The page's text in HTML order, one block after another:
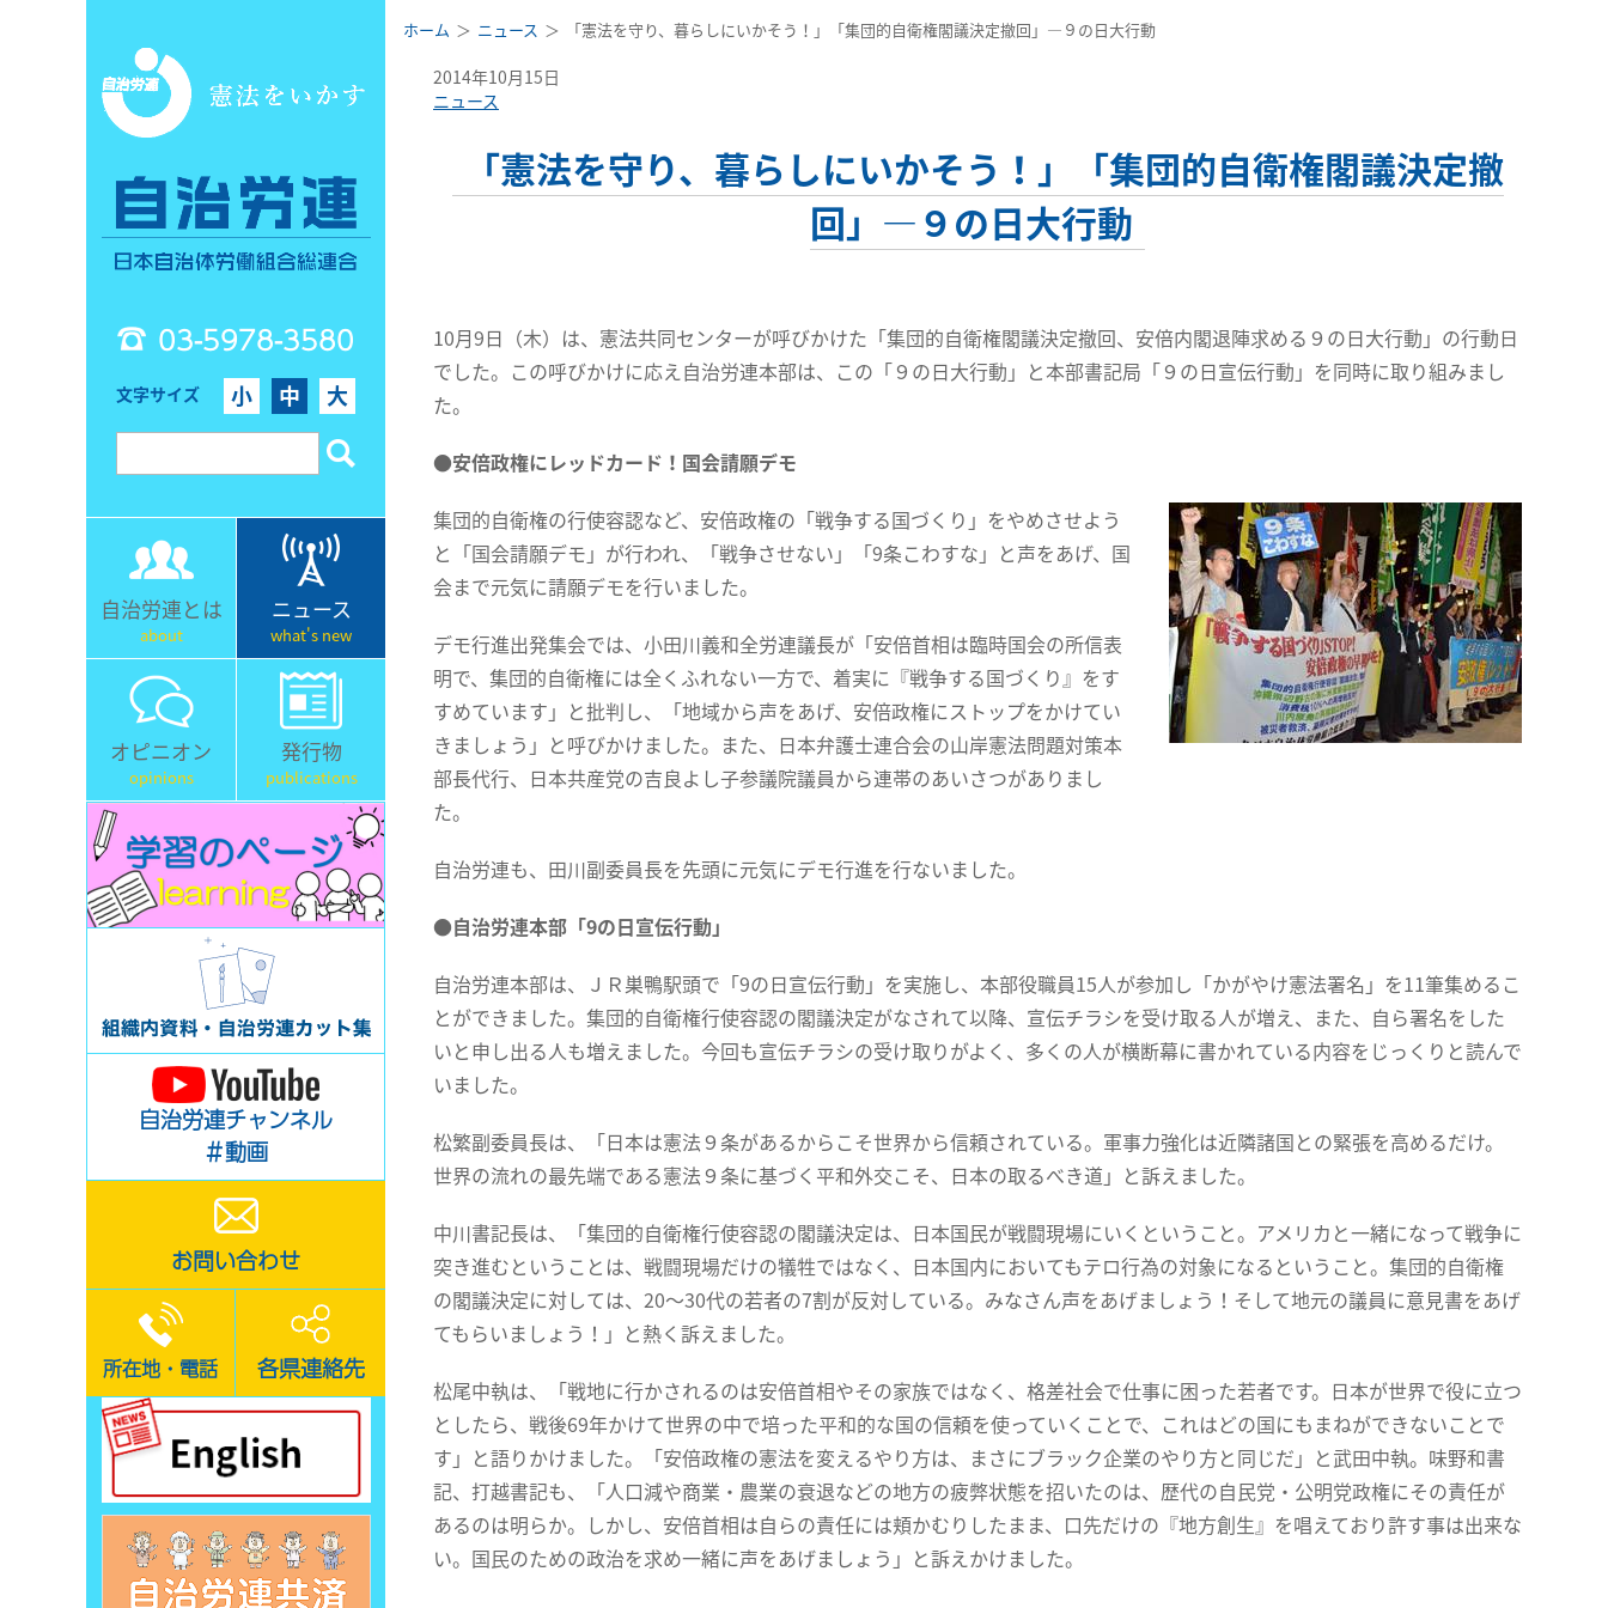
03-5978-3580
文字サイズ 小 中 大
自治労連とは
about
ニュース
what's new
オピニオン
opinions
発行物
publications
自治労連チャンネル
＃動画
お問い合わせ
所在地・電話 各県連絡先
ホーム ニュース 「憲法を守り、暮らしにいかそう！」「集団的自衛権閣議決定撤回」―９の日大行動
2014年10月15日
ニュース
「憲法を守り、暮らしにいかそう！」「集団的自衛権閣議決定撤
回」―９の日大行動
10月9日（木）は、憲法共同センターが呼びかけた「集団的自衛権閣議決定撤回、安倍内閣退陣求める９の日大行動」の行動日
でした。この呼びかけに応え自治労連本部は、この「９の日大行動」と本部書記局「９の日宣伝行動」を同時に取り組みまし
た。
●安倍政権にレッドカード！国会請願デモ
集団的自衛権の行使容認など、安倍政権の「戦争する国づくり」をやめさせよう
と「国会請願デモ」が行われ、「戦争させない」「9条こわすな」と声をあげ、国
会まで元気に請願デモを行いました。
デモ行進出発集会では、小田川義和全労連議長が「安倍首相は臨時国会の所信表
明で、集団的自衛権には全くふれない一方で、着実に『戦争する国づくり』をす
すめています」と批判し、「地域から声をあげ、安倍政権にストップをかけてい
きましょう」と呼びかけました。また、日本弁護士連合会の山岸憲法問題対策本
部長代行、日本共産党の吉良よし子参議院議員から連帯のあいさつがありまし
た。
自治労連も、田川副委員長を先頭に元気にデモ行進を行ないました。
●自治労連本部「9の日宣伝行動」
自治労連本部は、ＪＲ巣鴨駅頭で「9の日宣伝行動」を実施し、本部役職員15人が参加し「かがやけ憲法署名」を11筆集めるこ
とができました。集団的自衛権行使容認の閣議決定がなされて以降、宣伝チラシを受け取る人が増え、また、自ら署名をした
いと申し出る人も増えました。今回も宣伝チラシの受け取りがよく、多くの人が横断幕に書かれている内容をじっくりと読んで
いました。
松繁副委員長は、「日本は憲法９条があるからこそ世界から信頼されている。軍事力強化は近隣諸国との緊張を高めるだけ。
世界の流れの最先端である憲法９条に基づく平和外交こそ、日本の取るべき道」と訴えました。
中川書記長は、「集団的自衛権行使容認の閣議決定は、日本国民が戦闘現場にいくということ。アメリカと一緒になって戦争に
突き進むということは、戦闘現場だけの犠牲ではなく、日本国内においてもテロ行為の対象になるということ。集団的自衛権
の閣議決定に対しては、20～30代の若者の7割が反対している。みなさん声をあげましょう！そして地元の議員に意見書をあげ
てもらいましょう！」と熱く訴えました。
松尾中執は、「戦地に行かされるのは安倍首相やその家族ではなく、格差社会で仕事に困った若者です。日本が世界で役に立つ
としたら、戦後69年かけて世界の中で培った平和的な国の信頼を使っていくことで、これはどの国にもまねができないことで
す」と語りかけました。「安倍政権の憲法を変えるやり方は、まさにブラック企業のやり方と同じだ」と武田中執。味野和書
記、打越書記も、「人口減や商業・農業の衰退などの地方の疲弊状態を招いたのは、歴代の自民党・公明党政権にその責任が
あるのは明らか。しかし、安倍首相は自らの責任には頬かむりしたまま、口先だけの『地方創生』を唱えており許す事は出来な
い。国民のための政治を求め一緒に声をあげましょう」と訴えかけました。